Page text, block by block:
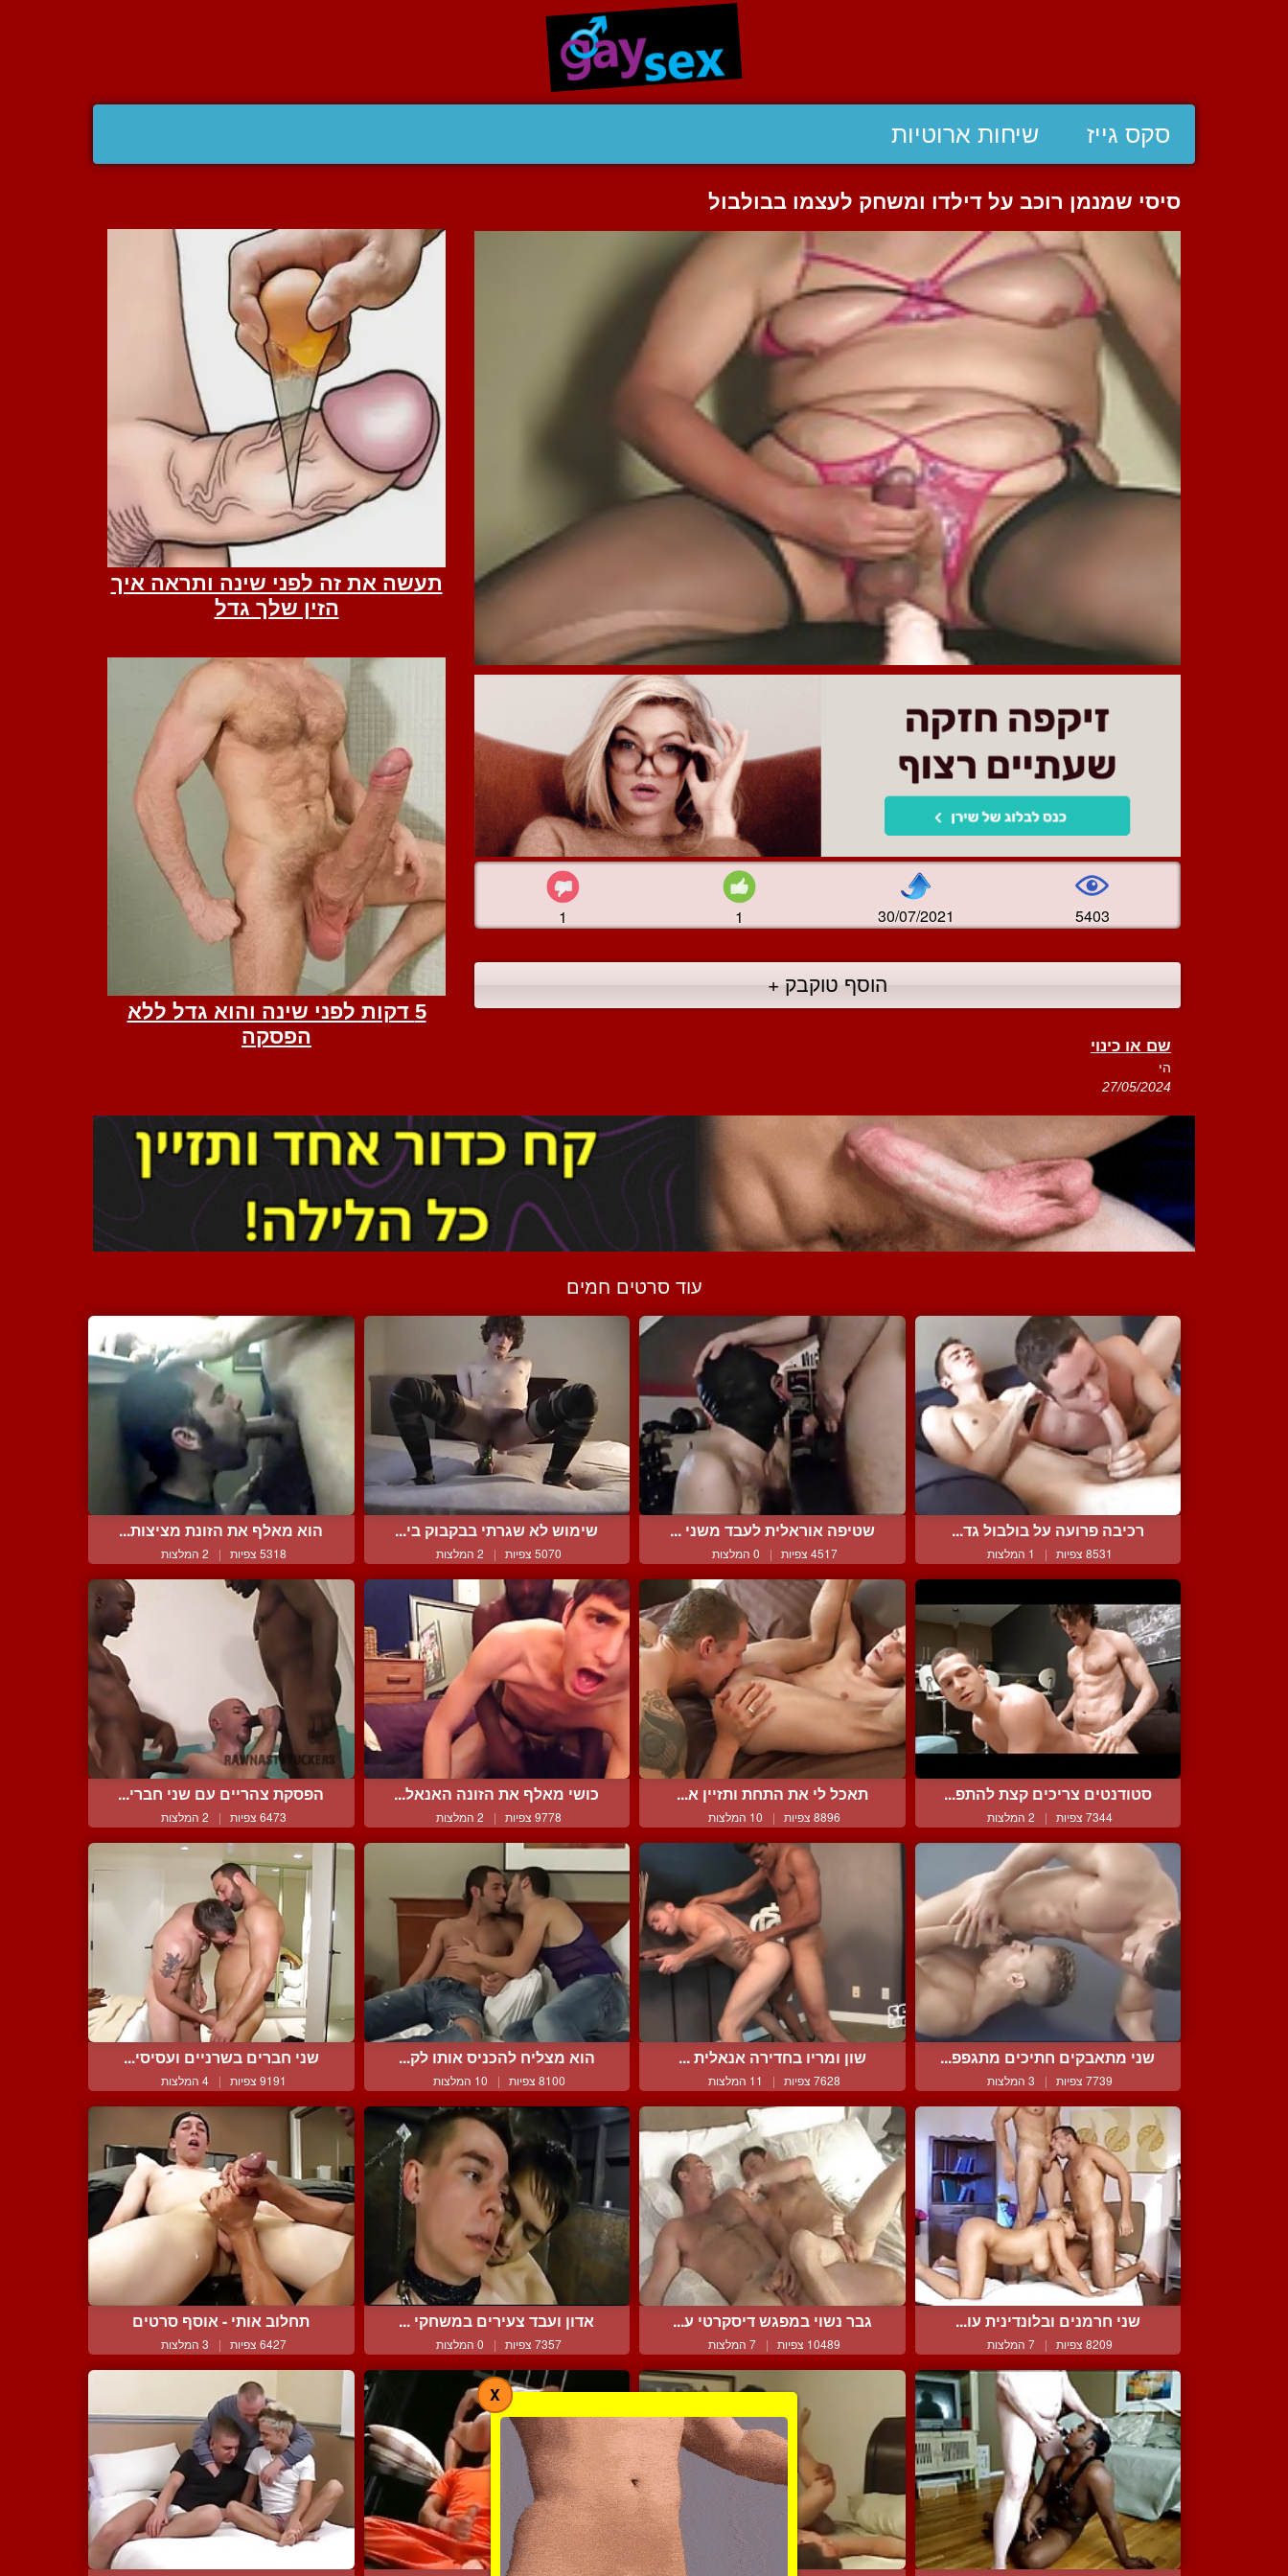
סקס גייז שיחות ארוטיות
סיסי שמנמן רוכב על דילדו ומשחק לעצמו בבולבול
1 1 30/07/2021 5403
הוסף טוקבק +
שם או כינוי
הי
27/05/2024
עוד סרטים חמים
רכיבה פרועה על בולבול גד...
8531 צפיות | 1 המלצות
שטיפה אוראלית לעבד משני ...
4517 צפיות | 0 המלצות
שימוש לא שגרתי בבקבוק בי...
5070 צפיות | 2 המלצות
הוא מאלף את הזונת מציצות...
5318 צפיות | 2 המלצות
סטודנטים צריכים קצת להתפ...
7344 צפיות | 2 המלצות
תאכל לי את התחת ותזיין א...
8896 צפיות | 10 המלצות
כושי מאלף את הזונה האנאל...
9778 צפיות | 2 המלצות
הפסקת צהריים עם שני חברי...
6473 צפיות | 2 המלצות
שני מתאבקים חתיכים מתגפפ...
7739 צפיות | 3 המלצות
שון ומריו בחדירה אנאלית ...
7628 צפיות | 11 המלצות
הוא מצליח להכניס אותו לק...
8100 צפיות | 10 המלצות
שני חברים בשרניים ועסיסי...
9191 צפיות | 4 המלצות
שני חרמנים ובלונדינית עו...
8209 צפיות | 7 המלצות
גבר נשוי במפגש דיסקרטי ע...
10489 צפיות | 7 המלצות
אדון ועבד צעירים במשחקי ...
7357 צפיות | 0 המלצות
תחלוב אותי - אוסף סרטים
6427 צפיות | 3 המלצות
X